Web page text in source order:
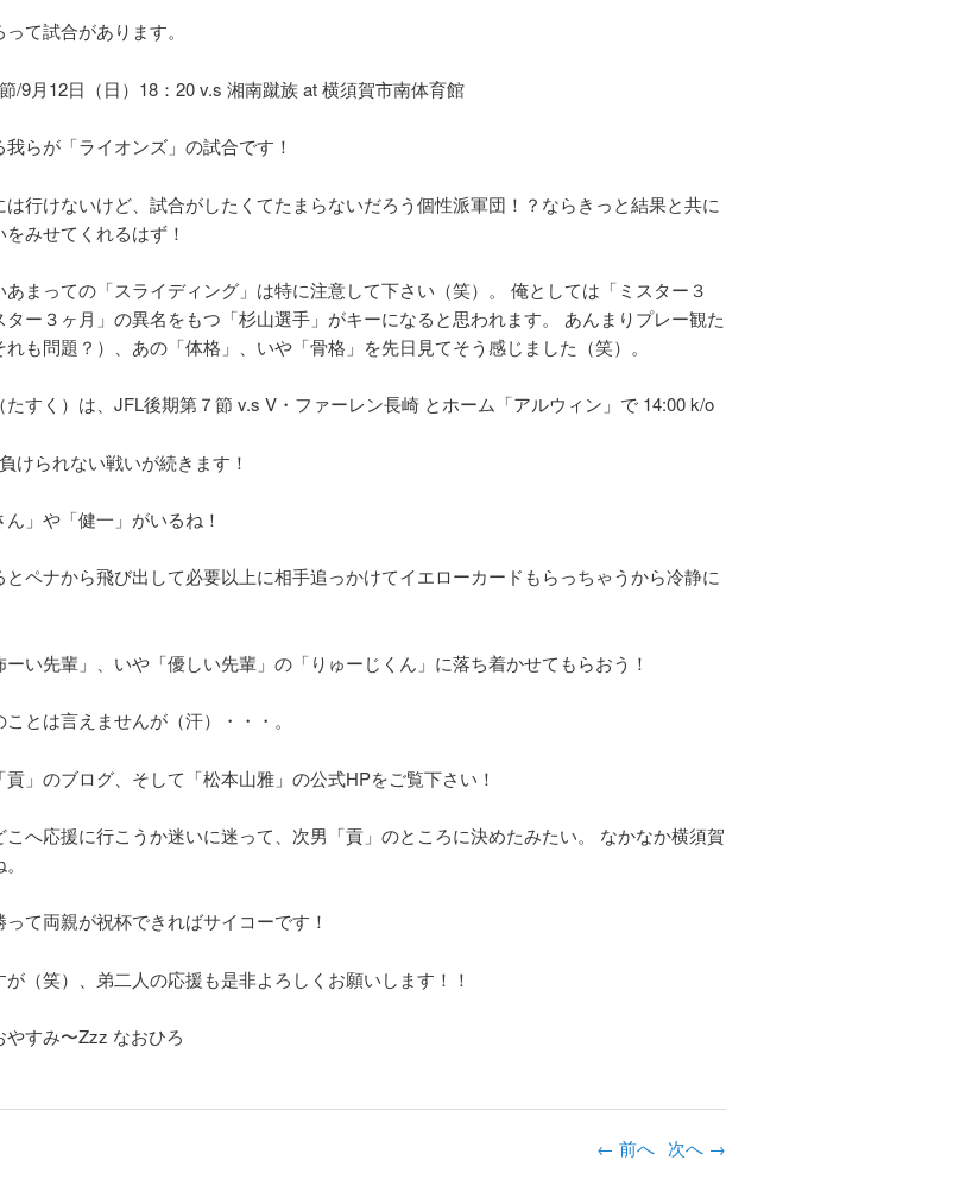
て試合があります。
/9月12日（日）18：20 v.s 湘南蹴族 at 横須賀市南体育館
らが「ライオンズ」の試合です！
行けないけど、試合がしたくてたまらないだろう個性派軍団！？ならきっと結果と共に
みせてくれるはず！
まっての「スライディング」は特に注意して下さい（笑）。 俺としては「ミスター３
ター３ヶ月」の異名をもつ「杉山選手」がキーになると思われます。 あんまりプレー観た
も問題？）、あの「体格」、いや「骨格」を先日見てそう感じました（笑）。
たすく）は、JFL後期第７節 v.s V・ファーレン長崎 とホーム「アルウィン」で 14:00 k/o
けられない戦いが続きます！
」や「健一」がいるね！
とペナから飛び出して必要以上に相手追っかけてイエローカードもらっちゃうから冷静に
い先輩」、いや「優しい先輩」の「りゅーじくん」に落ち着かせてもらおう！
とは言えませんが（汗）・・・。
」のブログ、そして「松本山雅」の公式HPをご覧下さい！
こへ応援に行こうか迷いに迷って、次男「貢」のところに決めたみたい。 なかなか横須賀
て両親が祝杯できればサイコーです！
（笑）、弟二人の応援も是非よろしくお願いします！！
すみ〜Zzz なおひろ
投稿ナビゲーシ
← 前へ 次へ →